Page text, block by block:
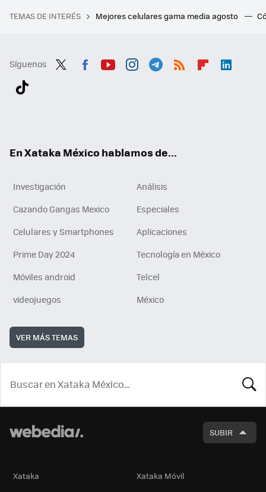
TEMAS DE INTERÉS Mejores celulares gama media agosto
Síguenos
En Xataka México hablamos de...
Investigación
Análisis
Cazando Gangas Mexico
Especiales
Celulares y Smartphones
Aplicaciones
Prime Day 2024
Tecnología en México
Móviles android
Telcel
videojuegos
México
VER MÁS TEMAS
SUBIR
Xataka
Xataka Móvil